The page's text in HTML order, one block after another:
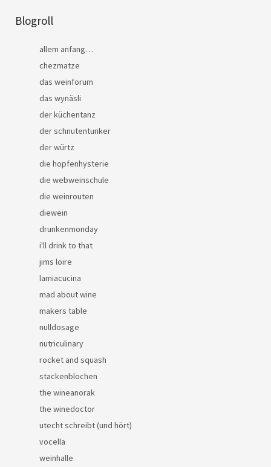
Blogroll
allem anfang…
chezmatze
das weinforum
das wynäsli
der küchentanz
der schnutentunker
der würtz
die hopfenhysterie
die webweinschule
die weinrouten
diewein
drunkenmonday
i'll drink to that
jims loire
lamiacucina
mad about wine
makers table
nulldosage
nutriculinary
rocket and squash
stackenblochen
the wineanorak
the winedoctor
utecht schreibt (und hört)
vocella
weinhalle